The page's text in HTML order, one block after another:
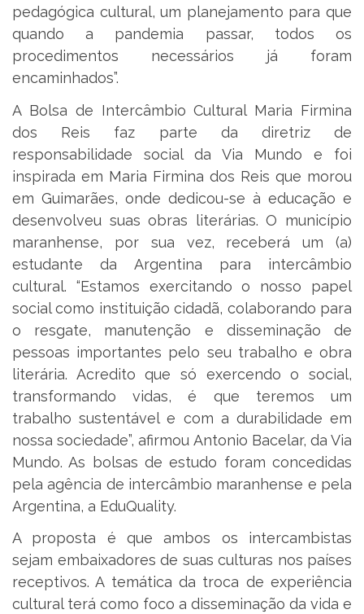
pedagógica cultural, um planejamento para que
quando a pandemia passar, todos os
procedimentos necessários já foram
encaminhados”.
A Bolsa de Intercâmbio Cultural Maria Firmina
dos Reis faz parte da diretriz de
responsabilidade social da Via Mundo e foi
inspirada em Maria Firmina dos Reis que morou
em Guimarães, onde dedicou-se à educação e
desenvolveu suas obras literárias. O município
maranhense, por sua vez, receberá um (a)
estudante da Argentina para intercâmbio
cultural. “Estamos exercitando o nosso papel
social como instituição cidadã, colaborando para
o resgate, manutenção e disseminação de
pessoas importantes pelo seu trabalho e obra
literária. Acredito que só exercendo o social,
transformando vidas, é que teremos um
trabalho sustentável e com a durabilidade em
nossa sociedade”, afirmou Antonio Bacelar, da Via
Mundo. As bolsas de estudo foram concedidas
pela agência de intercâmbio maranhense e pela
Argentina, a EduQuality.
A proposta é que ambos os intercambistas
sejam embaixadores de suas culturas nos países
receptivos. A temática da troca de experiência
cultural terá como foco a disseminação da vida e